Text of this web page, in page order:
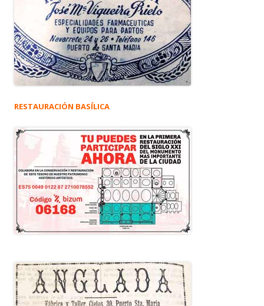
RESTAURACIÓN BASÍLICA